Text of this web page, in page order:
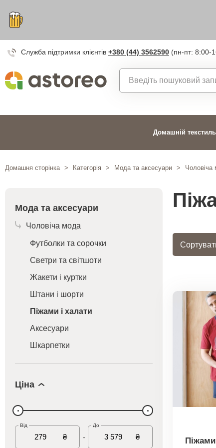
Служба підтримки клієнтів +380 (44) 3562590 (пн-пт: 8:00-
Домашній текстиль
Домашня сторінка > Категорія > Мода та аксесуари > Чоловіча
Мода та аксесуари
Чоловіча мода
Футболки та сорочки
Светри та світшоти
Жакети і куртки
Штани і шорти
Піжами і халати
Аксесуари
Шкарпетки
Ціна
₴
Від
- ₴
До